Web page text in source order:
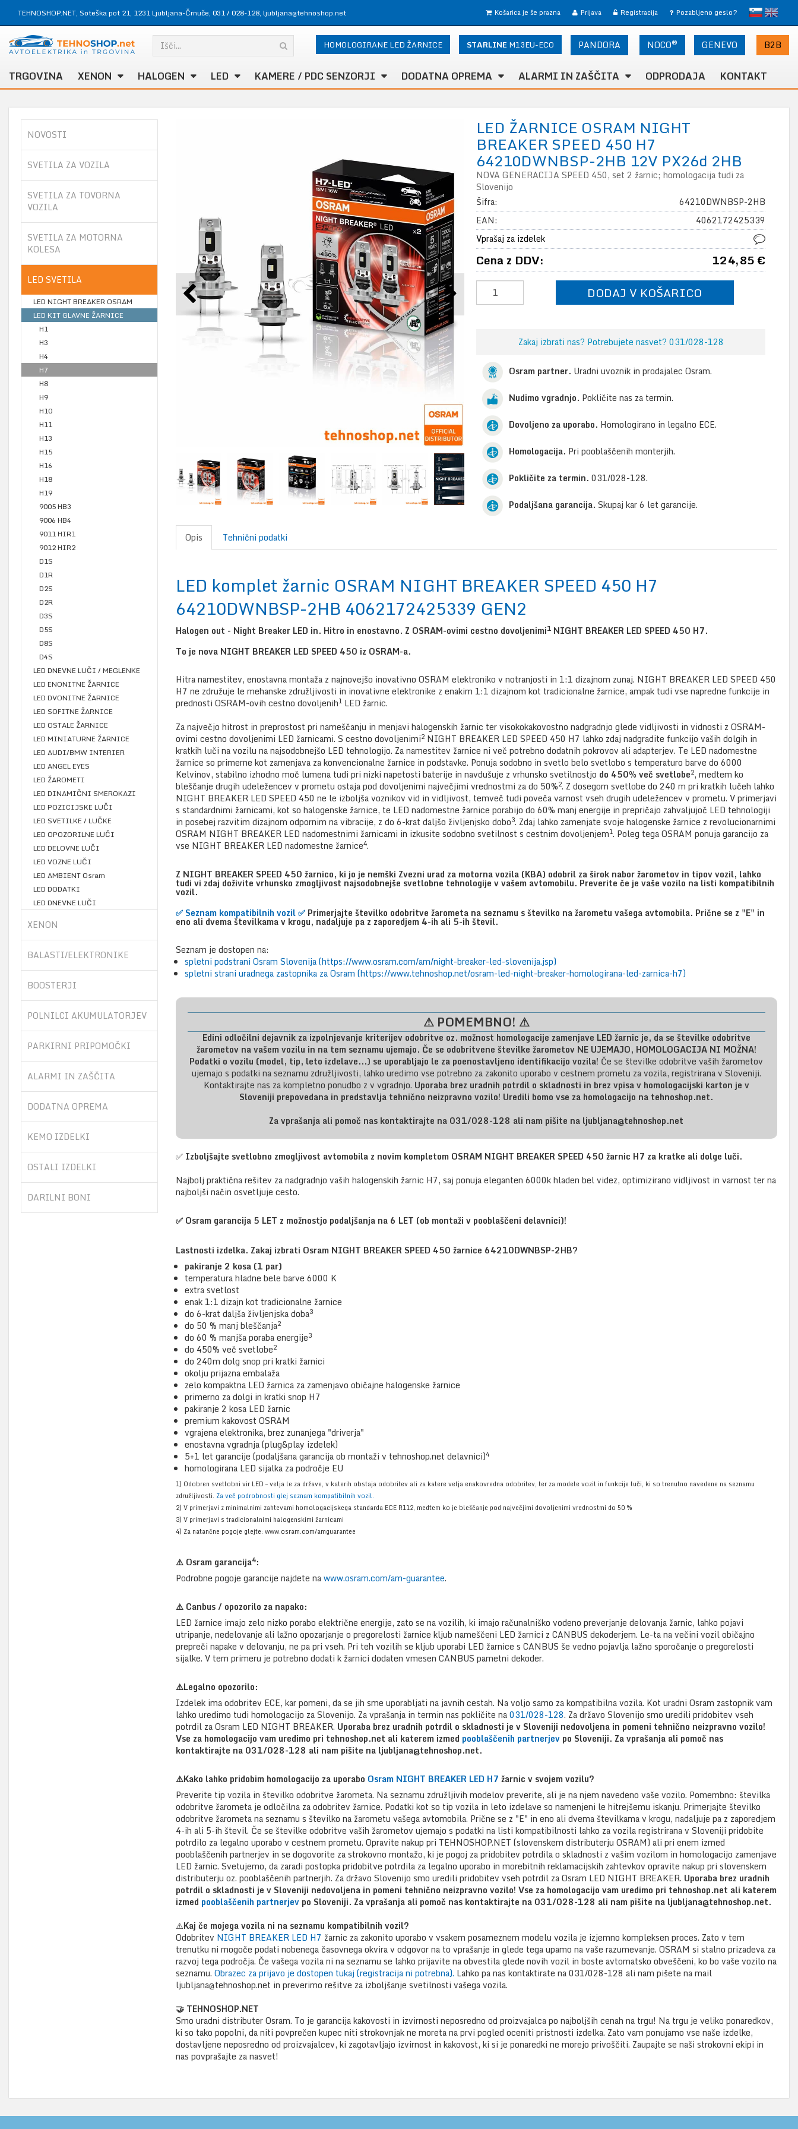
TEHNOSHOP.NET, Soteška pot 21, 1231 Ljubljana-Črnuče, 031 / 028-128, ljubljana@tehnoshop.net slovensko
English
Prijava Registracija Pozabljeno geslo?
Košarica je še prazna
PANDORA NOCO® GENEVO B2B
STARLINE M13EU-ECO
HOMOLOGIRANE LED ŽARNICE
TRGOVINA XENON HALOGEN LED KAMERE / PDC SENZORJI DODATNA OPREMA ALARMI IN ZAŠČITA ODPRODAJA KONTAKT
NOVOSTI
SVETILA ZA VOZILA
SVETILA ZA TOVORNA
VOZILA
SVETILA ZA MOTORNA
KOLESA
LED SVETILA
LED NIGHT BREAKER OSRAM
LED KIT GLAVNE ŽARNICE
H1
H3
H4
H7
H8
H9
H10
H11
H13
H15
H16
H18
H19
9005 HB3
9006 HB4
9011 HIR1
9012 HIR2
D1S
D1R
D2S
D2R
D3S
D5S
D8S
D4S
LED DNEVNE LUČI / MEGLENKE
LED ENONITNE ŽARNICE
LED DVONITNE ŽARNICE
LED SOFITNE ŽARNICE
LED OSTALE ŽARNICE
LED MINIATURNE ŽARNICE
LED AUDI/BMW INTERIER
LED ANGEL EYES
LED ŽAROMETI
LED DINAMIČNI SMEROKAZI
LED POZICIJSKE LUČI
LED SVETILKE / LUČKE
LED OPOZORILNE LUČI
LED DELOVNE LUČI
LED VOZNE LUČI
LED AMBIENT Osram
LED DODATKI
LED DNEVNE LUČI
XENON
BALASTI/ELEKTRONIKE
BOOSTERJI
POLNILCI AKUMULATORJEV
PARKIRNI PRIPOMOČKI
ALARMI IN ZAŠČITA
DODATNA OPREMA
KEMO IZDELKI
OSTALI IZDELKI
DARILNI BONI
LED ŽARNICE OSRAM NIGHT
BREAKER SPEED 450 H7
64210DWNBSP-2HB 12V PX26d 2HB
NOVA GENERACIJA SPEED 450, set 2 žarnic; homologacija tudi za
Slovenijo
Šifra:
64210DWNBSP-2HB
EAN:
4062172425339
Vprašaj za izdelek
Cena z DDV:
124,85 €
DODAJ V KOŠARICO
Zakaj izbrati nas? Potrebujete nasvet? 031/028-128
Osram partner. Uradni uvoznik in prodajalec Osram.
Nudimo vgradnjo. Pokličite nas za termin.
Dovoljeno za uporabo. Homologirano in legalno ECE.
Homologacija. Pri pooblaščenih monterjih.
Pokličite za termin. 031/028-128.
Podaljšana garancija. Skupaj kar 6 let garancije.
Opis Tehnični podatki
LED komplet žarnic OSRAM NIGHT BREAKER SPEED 450 H7
64210DWNBSP-2HB 4062172425339 GEN2
Halogen out - Night Breaker LED in. Hitro in enostavno. Z OSRAM-ovimi cestno dovoljenimi1NIGHT BREAKER LED SPEED 450 H7.
To je nova NIGHT BREAKER LED SPEED 450 iz OSRAM-a.
Hitra namestitev, enostavna montaža z najnovejšo inovativno OSRAM elektroniko v notranjosti in 1:1 dizajnom zunaj. NIGHT BREAKER LED SPEED 450
H7 ne združuje le mehanske združljivosti in inovativne elektronike z enakim 1:1 dizajnom kot tradicionalne žarnice, ampak tudi vse napredne funkcije in
prednosti OSRAM-ovih cestno dovoljenih1LED žarnic.
Za največjo hitrost in preprostost pri nameščanju in menjavi halogenskih žarnic ter visokokakovostno nadgradnjo glede vidljivosti in vidnosti z OSRAM-
ovimi cestno dovoljenimi LED žarnicami. S cestno dovoljenimi2NIGHT BREAKER LED SPEED 450 H7 lahko zdaj nadgradite funkcijo vaših dolgih in
kratkih luči na vozilu na najsodobnejšo LED tehnologijo. Za namestitev žarnice ni več potrebno dodatnih pokrovov ali adapterjev. Te LED nadomestne
žarnice so primerne kot zamenjava za konvencionalne žarnice in podstavke. Ponuja sodobno in svetlo belo svetlobo s temperaturo barve do 6000
Kelvinov, stabilno izhodno moč lumena tudi pri nizki napetosti baterije in navdušuje z vrhunsko svetilnostjo do 450% več svetlobe2, medtem ko
bleščanje drugih udeležencev v prometu ostaja pod dovoljenimi največjimi vrednostmi za do 50%2. Z dosegom svetlobe do 240 m pri kratkih lučeh lahko
NIGHT BREAKER LED SPEED 450 ne le izboljša voznikov vid in vidljivost, temveč tudi poveča varnost vseh drugih udeležencev v prometu. V primerjavi
s standardnimi žarnicami, kot so halogenske žarnice, te LED nadomestne žarnice porabijo do 60% manj energije in prepričajo zahvaljujoč LED tehnologiji
in posebej razvitim dizajnom odpornim na vibracije, z do 6-krat daljšo življenjsko dobo3. Zdaj lahko zamenjate svoje halogenske žarnice z revolucionarnimi
OSRAM NIGHT BREAKER LED nadomestnimi žarnicami in izkusite sodobno svetilnost s cestnim dovoljenjem1. Poleg tega OSRAM ponuja garancijo za
vse NIGHT BREAKER LED nadomestne žarnice4.
Z NIGHT BREAKER SPEED 450 žarnico, ki jo je nemški Zvezni urad za motorna vozila (KBA) odobril za širok nabor žarometov in tipov vozil, lahko
tudi vi zdaj doživite vrhunsko zmogljivost najsodobnejše svetlobne tehnologije v vašem avtomobilu. Preverite če je vaše vozilo na listi kompatibilnih
vozil.
✅ Seznam kompatibilnih vozil✅Primerjajte številko odobritve žarometa na seznamu s številko na žarometu vašega avtomobila. Prične se z "E" in
eno ali dvema številkama v krogu, nadaljuje pa z zaporedjem 4-ih ali 5-ih števil.
Seznam je dostopen na:
spletni podstrani Osram Slovenija (https://www.osram.com/am/night-breaker-led-slovenija.jsp)
spletni strani uradnega zastopnika za Osram (https://www.tehnoshop.net/osram-led-night-breaker-homologirana-led-zarnica-h7)
⚠ POMEMBNO! ⚠
Edini odločilni dejavnik za izpolnjevanje kriterijev odobritve oz. možnost homologacije zamenjave LED žarnic je, da se številke odobritve
žarometov na vašem vozilu in na tem seznamu ujemajo. Če se odobritvene številke žarometov NE UJEMAJO, HOMOLOGACIJA NI MOŽNA!
Podatki o vozilu (model, tip, leto izdelave...) se uporabljajo le za poenostavljeno identifikacijo vozila! Če se številke odobritve vaših žarometov
ujemajo s podatki na seznamu združljivosti, lahko uredimo vse potrebno za zakonito uporabo v cestnem prometu za vozila, registrirana v Sloveniji.
Kontaktirajte nas za kompletno ponudbo z v vgradnjo. Uporaba brez uradnih potrdil o skladnosti in brez vpisa v homologacijski karton je v
Sloveniji prepovedana in predstavlja tehnično neizpravno vozilo! Uredili bomo vse za homologacijo na tehnoshop.net.
Za vprašanja ali pomoč nas kontaktirajte na 031/028-128 ali nam pišite na ljubljana@tehnoshop.net
✅ Izboljšajte svetlobno zmogljivost avtomobila z novim kompletom OSRAM NIGHT BREAKER SPEED 450 žarnic H7 za kratke ali dolge luči.
Najbolj praktična rešitev za nadgradnjo vaših halogenskih žarnic H7, saj ponuja eleganten 6000k hladen bel videz, optimizirano vidljivost in varnost ter na
najboljši način osvetljuje cesto.
✅ Osram garancija 5 LET z možnostjo podaljšanja na 6 LET (ob montaži v pooblaščeni delavnici)!
Lastnosti izdelka. Zakaj izbrati Osram NIGHT BREAKER SPEED 450 žarnice 64210DWNBSP-2HB?
pakiranje 2 kosa (1 par)
temperatura hladne bele barve 6000 K
extra svetlost
enak 1:1 dizajn kot tradicionalne žarnice
do 6-krat daljša življenjska doba3
do 50 % manj bleščanja2
do 60 % manjša poraba energije3
do 450% več svetlobe2
do 240m dolg snop pri kratki žarnici
okolju prijazna embalaža
zelo kompaktna LED žarnica za zamenjavo običajne halogenske žarnice
primerno za dolgi in kratki snop H7
pakiranje 2 kosa LED žarnic
premium kakovost OSRAM
vgrajena elektronika, brez zunanjega "driverja"
enostavna vgradnja (plug&play izdelek)
5+1 let garancije (podaljšana garancija ob montaži v tehnoshop.net delavnici)4
homologirana LED sijalka za področje EU
1) Odobren svetlobni vir LED – velja le za države, v katerih obstaja odobritev ali za katere velja enakovredna odobritev, ter za modele vozil in funkcije luči, ki so trenutno navedene na seznamu
združljivosti. Za več podrobnosti glej seznam kompatibilnih vozil.
2) V primerjavi z minimalnimi zahtevami homologacijskega standarda ECE R112, medtem ko je bleščanje pod največjimi dovoljenimi vrednostmi do 50 %
3) V primerjavi s tradicionalnimi halogenskimi žarnicami
4) Za natančne pogoje glejte: www.osram.com/amguarantee
⚠️ Osram garancija4:
Podrobne pogoje garancije najdete nawww.osram.com/am-guarantee.
⚠️ Canbus / opozorilo za napako:
LED žarnice imajo zelo nizko porabo električne energije, zato se na vozilih, ki imajo računalniško vodeno preverjanje delovanja žarnic, lahko pojavi
utripanje, nedelovanje ali lažno opozarjanje o pregorelosti žarnice kljub nameščeni LED žarnici z CANBUS dekoderjem. Le-ta na večini vozil običajno
prepreči napake v delovanju, ne pa pri vseh. Pri teh vozilih se kljub uporabi LED žarnice s CANBUS še vedno pojavlja lažno sporočanje o pregorelosti
sijalke. V tem primeru je potrebno dodati k žarnici dodaten vmesen CANBUS pametni dekoder.
⚠️Legalno opozorilo:
Izdelek ima odobritev ECE, kar pomeni, da se jih sme uporabljati na javnih cestah. Na voljo samo za kompatibilna vozila. Kot uradni Osram zastopnik vam
lahko uredimo tudi homologacijo za Slovenijo. Za vprašanja in termin nas pokličite na031/028-128. Za državo Slovenijo smo uredili pridobitev vseh
potrdil za Osram LED NIGHT BREAKER. Uporaba brez uradnih potrdil o skladnosti je v Sloveniji nedovoljena in pomeni tehnično neizpravno vozilo!
Vse za homologacijo vam uredimo pri tehnoshop.net ali katerem izmed pooblaščenih partnerjevpo Sloveniji. Za vprašanja ali pomoč nas
kontaktirajte na 031/028-128 ali nam pišite na ljubljana@tehnoshop.net.
⚠️Kako lahko pridobim homologacijo za uporabo Osram NIGHT BREAKER LED H7 žarnic v svojem vozilu?
Preverite tip vozila in številko odobritve žarometa. Na seznamu združljivih modelov preverite, ali je na njem navedeno vaše vozilo. Pomembno: številka
odobritve žarometa je odločilna za odobritev žarnice. Podatki kot so tip vozila in leto izdelave so namenjeni le hitrejšemu iskanju. Primerjajte številko
odobritve žarometa na seznamu s številko na žarometu vašega avtomobila. Prične se z "E" in eno ali dvema številkama v krogu, nadaljuje pa z zaporedjem
4-ih ali 5-ih števil. Če se številke odobritve vaših žarometov ujemajo s podatki na listi kompatibilnosti lahko za vozila registrirana v Sloveniji pridobite
potrdilo za legalno uporabo v cestnem prometu. Opravite nakup pri TEHNOSHOP.NET (slovenskem distributerju OSRAM) ali pri enem izmed
pooblaščenih partnerjev in se dogovorite za strokovno montažo, ki je pogoj za pridobitev potrdila o skladnosti z vašim vozilom in homologacijo zamenjave
LED žarnic. Svetujemo, da zaradi postopka pridobitve potrdila za legalno uporabo in morebitnih reklamacijskih zahtevkov opravite nakup pri slovenskem
distributerju oz. pooblaščenih partnerjih. Za državo Slovenijo smo uredili pridobitev vseh potrdil za Osram LED NIGHT BREAKER. Uporaba brez uradnih
potrdil o skladnosti je v Sloveniji nedovoljena in pomeni tehnično neizpravno vozilo! Vse za homologacijo vam uredimo pri tehnoshop.net ali katerem
izmed pooblaščenih partnerjevpo Sloveniji. Za vprašanja ali pomoč nas kontaktirajte na 031/028-128 ali nam pišite na ljubljana@tehnoshop.net.
⚠️Kaj če mojega vozila ni na seznamu kompatibilnih vozil?
Odobritev NIGHT BREAKER LED H7 žarnic za zakonito uporabo v vsakem posameznem modelu vozila je izjemno kompleksen proces. Zato v tem
trenutku ni mogoče podati nobenega časovnega okvira v odgovor na to vprašanje in glede tega upamo na vaše razumevanje. OSRAM si stalno prizadeva za
razvoj tega področja. Če vašega vozila ni na seznamu se lahko prijavite na obvestila glede novih vozil in boste avtomatsko obveščeni, ko bo vaše vozilo na
seznamu. Obrazec za prijavo je dostopen tukaj (registracija ni potrebna). Lahko pa nas kontaktirate na 031/028-128 ali nam pišete na mail
ljubljana@tehnoshop.net in preverimo rešitve za izboljšanje svetilnosti vašega vozila.
🤝 TEHNOSHOP.NET
Smo uradni distributer Osram. To je garancija kakovosti in izvirnosti neposredno od proizvajalca po najboljših cenah na trgu! Na trgu je veliko ponaredkov,
ki so tako popolni, da niti povprečen kupec niti strokovnjak ne moreta na prvi pogled oceniti pristnosti izdelka. Zato vam ponujamo vse naše izdelke,
dostavljene neposredno od proizvajalcev, ki zagotavljajo izvirnost in kakovost, ki si je ponaredki ne morejo privoščiti. Zaupajte se naši strokovni ekipi in
nas povprašajte za nasvet!